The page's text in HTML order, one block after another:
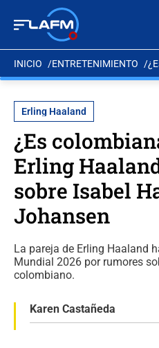
INICIO ENTRETENIMIENTO
Erling Haaland
¿Es
Erling
sobre Isabel
Johansen
La pareja de Erling Haaland
Mundial 2026 por rumores
colombiano.
Karen Castañeda